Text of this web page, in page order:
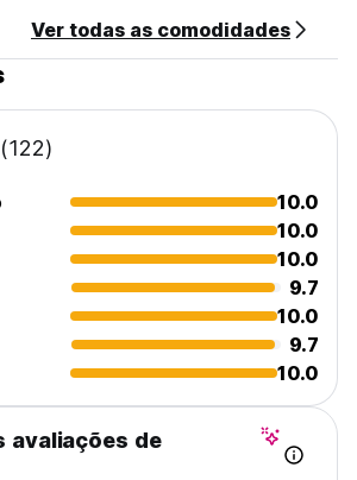
bag
EUR per day.
per day.
Ver todas as comodidades
(122)
10.0
10.0
10.0
9.7
10.0
9.7
10.0
avaliações de